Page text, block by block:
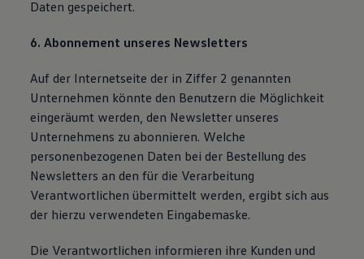
Daten gespeichert.
6. Abonnement unseres Newsletters
Auf der Internetseite der in Ziffer 2 genannten
Unternehmen könnte den Benutzern die Möglichkeit
eingeräumt werden, den Newsletter unseres
Unternehmens zu abonnieren. Welche
personenbezogenen Daten bei der Bestellung des
Newsletters an den für die Verarbeitung
Verantwortlichen übermittelt werden, ergibt sich aus
der hierzu verwendeten Eingabemaske.
Die Verantwortlichen informieren ihre Kunden und